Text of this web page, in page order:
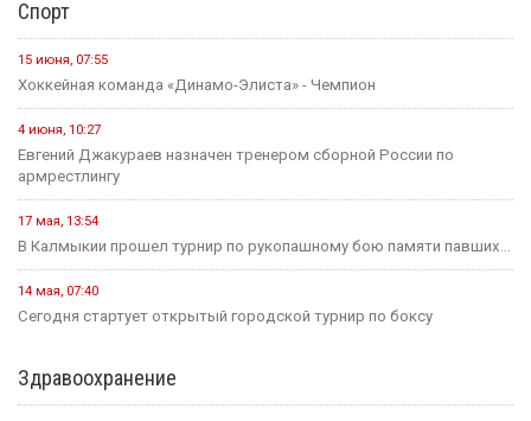
Социальная сфера
16 июля, 13:10
Россия становится одной из самых спокойных стран мира в...
1 августа, 11:42
В рамках акции «35 добрых дел», приуроченной к 35-летию...
1 августа, 10:51
Елена Пашкеева из Яшалтинского района нашла работу на
ярмарке...
31 июля, 18:51
Детали предстоящего международного буддийского форума
Политика